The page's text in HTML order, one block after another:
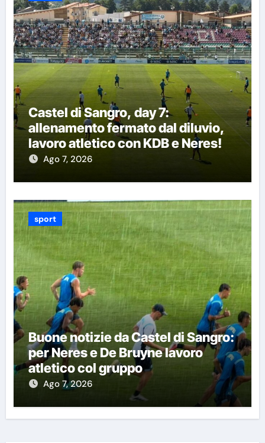
Castel di Sangro, day 7:
allenamento fermato dal diluvio,
lavoro atletico con KDB e Neres!
Ago 7, 2026
sport
Buone notizie da Castel di Sangro:
per Neres e De Bruyne lavoro
atletico col gruppo
Ago 7, 2026